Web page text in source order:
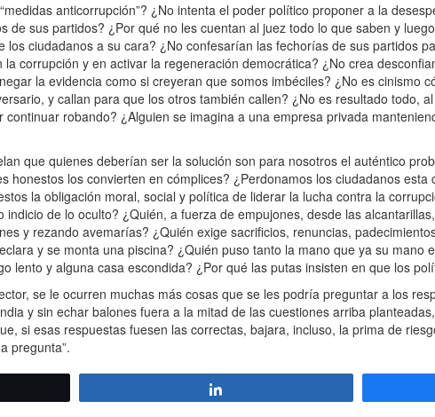
anticorrupción”? ¿No intenta el poder político proponer a la
de sus partidos? ¿Por qué no les cuentan al juez todo lo que saben y
los ciudadanos a su cara? ¿No confesarían las fechorías de sus partidos
corrupción y en activar la regeneración democrática? ¿No crea
la evidencia como si creyeran que somos imbéciles? ¿No es cinismo
y callan para que los otros también callen? ¿No es resultado todo,
robando? ¿Alguien se imagina a una empresa privada
que quienes deberían ser la solución son para nosotros el auténtico
honestos los convierten en cómplices? ¿Perdonamos los ciudadanos esta
la obligación moral, social y política de liderar la lucha contra la
indicio de lo oculto? ¿Quién, a fuerza de empujones, desde las
y rezando avemarías? ¿Quién exige sacrificios, renuncias,
y se monta una piscina? ¿Quién puso tanto la mano que ya su mano
lento y alguna casa escondida? ¿Por qué las putas insisten en que los
se le ocurren muchas más cosas que se les podría preguntar a los
y sin echar balones fuera a la mitad de las cuestiones arriba
si esas respuestas fuesen las correctas, bajara, incluso, la prima de
pregunta”.